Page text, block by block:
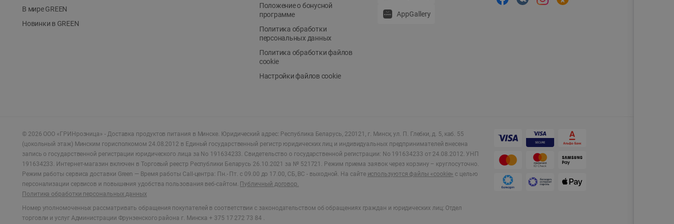
В мире GREEN
Новинки в GREEN
Положение о бонусной
программе
Политика обработки
персональных данных
Политика обработки файлов
cookie
Настройки файлов cookie
AppGallery
© 2026 ООО «ГРИНрозница» - Доставка продуктов питания в Минске. Юридический адрес: Республика Беларусь, 220121, г. Минск, ул. П. Глебки, д. 5, каб. 55
(цокольный этаж) Минским горисполкомом 24.08.2012 в Единый государственный регистр юридических лиц и индивидуальных предпринимателей внесена
запись о государственной регистрации юридического лица за No 191634233. Свидетельство о государственной регистрации: No 191634233 от 24.08.2012. УНП
191634233. Интернет-магазин включен в Торговый реестр Республики Беларусь 26.10.2021 за № 521721. Режим приема заявок через корзину – круглосуточно.
Режим работы сервиса доставки Green — Время работы Call-центра: Пн.- Пт. с 09.00 до 17.00, СБ, ВС - выходной. На сайте используются файлы «cookie» с целью
персонализации сервисов и повышения удобства пользования веб-сайтом. Публичный договор.
Политика обработки персональных данных
Номер уполномоченных рассматривать обращения покупателей в соответствии с законодательством об обращениях граждан и юридических лиц: Отдел
торговли и услуг Администрации Фрунзенского района г. Минска + 375 17 272 73 84 .